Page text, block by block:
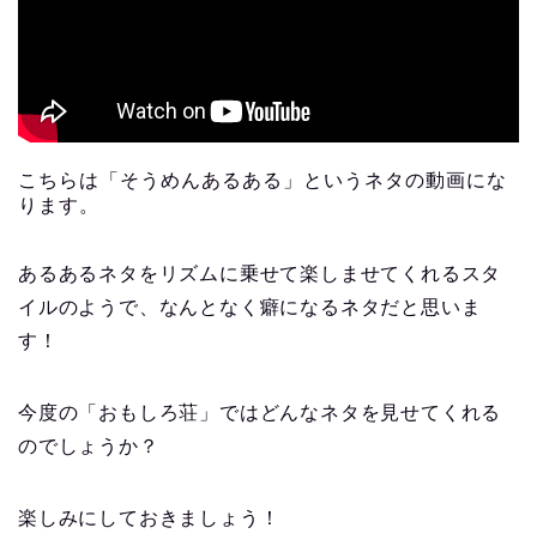
こちらは「そうめんあるある」というネタの動画にな
ります。
あるあるネタをリズムに乗せて楽しませてくれるスタ
イルのようで、なんとなく癖になるネタだと思いま
す！
今度の「おもしろ荘」ではどんなネタを見せてくれる
のでしょうか？
楽しみにしておきましょう！